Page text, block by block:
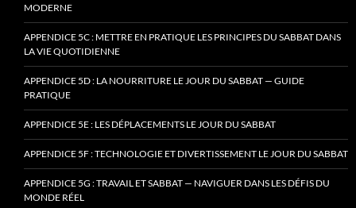
MODERNE
APPENDICE 5C : METTRE EN PRATIQUE LES PRINCIPES DU SABBAT DANS
LA VIE QUOTIDIENNE
APPENDICE 5D : LA NOURRITURE LE JOUR DU SABBAT — GUIDE
PRATIQUE
APPENDICE 5E : LES DÉPLACEMENTS LE JOUR DU SABBAT
APPENDICE 5F : TECHNOLOGIE ET DIVERTISSEMENT LE JOUR DU SABBAT
APPENDICE 5G : TRAVAIL ET SABBAT — NAVIGUER DANS LES DÉFIS DU
MONDE RÉEL